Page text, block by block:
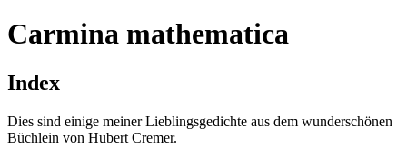
Carmina mathematica
Index
Dies sind einige meiner Lieblingsgedichte aus dem wunderschönen
Büchlein von Hubert Cremer.